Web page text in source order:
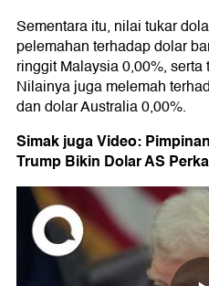
Sementara itu, nilai tukar
pelemahan terhadap dolar
ringgit Malaysia 0,00%,
Nilainya juga melemah
dan dolar Australia 0,00%.
Simak juga Video:
Trump Bikin Dolar AS